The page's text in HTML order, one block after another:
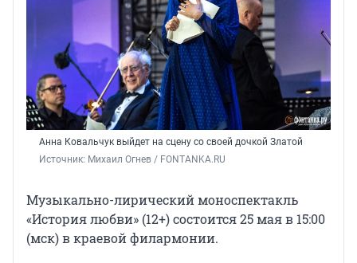
Анна Ковальчук выйдет на сцену со своей дочкой Златой
Источник: Михаил Огнев / FONTANKA.RU
Музыкально-лирический моноспектакль
«Историялюбви» (12+)состоится25 маяв 15:00
(мск) в краевой филармонии.